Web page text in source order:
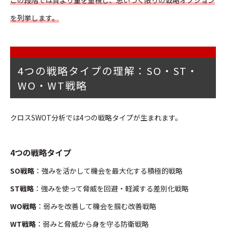
を列挙します。
4つの戦略タイプの理解：SO・ST・
WO・WT戦略
クロスSWOT分析では4つの戦略タイプが生まれます。
4つの戦略タイプ
SO戦略 ：強みを活かして機会を最大化する積極的戦略
ST戦略 ：強みを使って脅威を回避・軽減する差別化戦略
WO戦略 ：弱みを改善して機会を掴む改善戦略
WT戦略 ：弱みと脅威から身を守る防衛戦略